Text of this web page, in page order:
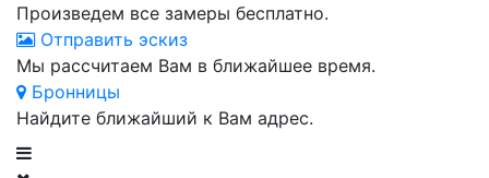
Произведем все замеры бесплатно.
Отправить эскиз
Мы рассчитаем Вам в ближайшее время.
Бронницы
Найдите ближайший к Вам адрес.